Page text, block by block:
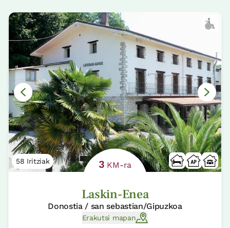
58 Iritziak 3 KM-ra
Laskin-Enea
Donostia / san sebastian/Gipuzkoa
Erakutsi mapan